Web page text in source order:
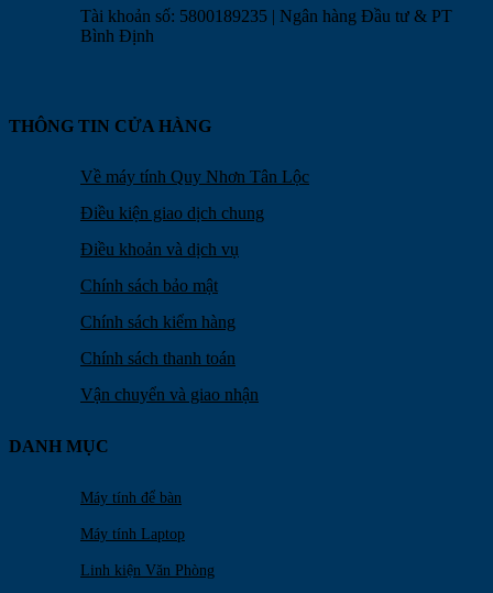
Tài khoản số: 5800189235 | Ngân hàng Đầu tư & PT
Bình Định
THÔNG TIN CỬA HÀNG
Về máy tính Quy Nhơn Tân Lộc
Điều kiện giao dịch chung
Điều khoản và dịch vụ
Chính sách bảo mật
Chính sách kiểm hàng
Chính sách thanh toán
Vận chuyển và giao nhận
DANH MỤC
Máy tính để bàn
Máy tính Laptop
Linh kiện Văn Phòng